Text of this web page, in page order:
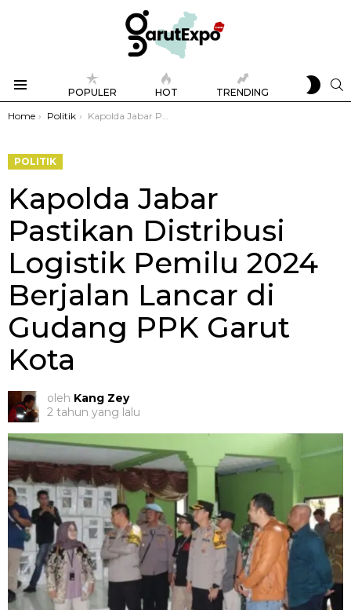
POPULER HOT TRENDING
SKIN
You are here:
Home Politik Kapolda Jabar Pastikan Distribusi Logistik Pemilu 2024 Berjalan Lancar di Gudang PPK Garut Kota
POLITIK
Kapolda Jabar
Pastikan Distribusi
Logistik Pemilu 2024
Berjalan Lancar di
Gudang PPK Garut
Kota
oleh Kang Zey
2 tahun yang lalu